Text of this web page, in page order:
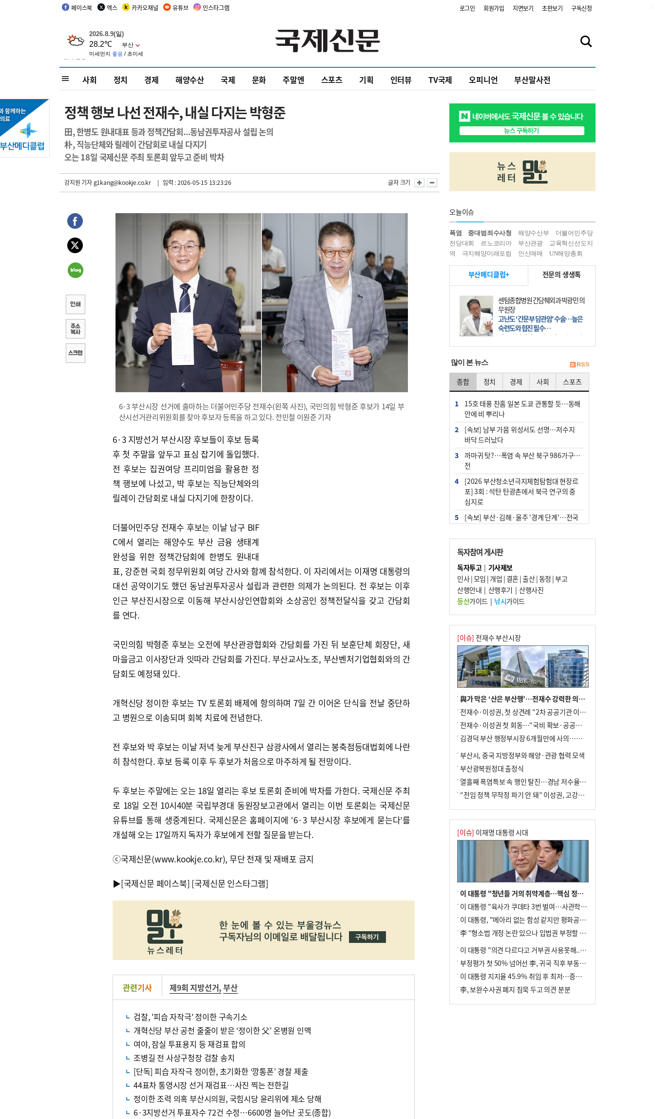
페이스북 엑스 카카오채널 유튜브 인스타그램 로그인 회원가입 지면보기 초판보기 구독신청
사회 정치 경제 해양수산 국제 문화 주말엔 스포츠 기획 인터뷰 TV국제 오피니언 부산말사전
정책 행보 나선 전재수, 내실 다지는 박형준
田, 한병도 원내대표 등과 정책간담회...동남권투자공사 설립 논의
朴, 직능단체와 릴레이 간담회로 내실 다지기
오는 18일 국제신문 주최 토론회 앞두고 준비 박차
강지원 기자g1kang@kookje.co.kr | 입력 : 2026-05-15 13:23:26 글자 크기
6·3 부산시장 선거에 출마하는 더불어민주당 전재수(왼쪽 사진), 국민의힘 박형준 후보가 14일 부
산시선거관리위원회를 찾아 후보자 등록을 하고 있다. 전민철 이원준 기자
6·3 지방선거 부산시장 후보들이 후보 등록
후 첫 주말을 앞두고 표심 잡기에 돌입했다.
전 후보는 집권여당 프리미엄을 활용한 정
책 행보에 나섰고, 박 후보는 직능단체와의
릴레이 간담회로 내실 다지기에 한창이다.
더불어민주당 전재수 후보는 이날 남구 BIF
C에서 열리는 해양수도 부산 금융 생태계
완성을 위한 정책간담회에 한병도 원내대
표, 강준현 국회 정무위원회 여당 간사와 함께 참석한다. 이 자리에서는 이재명 대통령의
대선 공약이기도 했던 동남권투자공사 설립과 관련한 의제가 논의된다. 전 후보는 이후
인근 부산진시장으로 이동해 부산시상인연합회와 소상공인 정책전달식을 갖고 간담회
를 연다.
국민의힘 박형준 후보는 오전에 부산관광협회와 간담회를 가진 뒤 보훈단체 회장단, 새
마을금고 이사장단과 잇따라 간담회를 가진다. 부산교사노조, 부산벤처기업협회와의 간
담회도 예정돼 있다.
개혁신당 정이한 후보는 TV 토론회 배제에 항의하며 7일 간 이어온 단식을 전날 중단하
고 병원으로 이송되며 회복 치료에 전념한다.
전 후보와 박 후보는 이날 저녁 늦게 부산진구 삼광사에서 열리는 봉축점등대법회에 나란
히 참석한다. 후보 등록 이후 두 후보가 처음으로 마주하게 될 전망이다.
두 후보는 주말에는 오는 18일 열리는 후보 토론회 준비에 박차를 가한다. 국제신문 주최
로 18일 오전 10시40분 국립부경대 동원장보고관에서 열리는 이번 토론회는 국제신문
유튜브를 통해 생중계된다. 국제신문은 홈페이지에 ‘6·3 부산시장 후보에게 묻는다’를
개설해 오는 17일까지 독자가 후보에게 전할 질문을 받는다.
ⓒ국제신문(www.kookje.co.kr), 무단 전재 및 재배포 금지
▶[국제신문 페이스북] [국제신문 인스타그램]
관련기사 제9회 지방선거,부산
검찰, '피습 자작극' 정이한 구속기소
개혁신당 부산 공천 줄줄이 받은 ‘정이한 父’ 온병원 인맥
여야, 잠실 투표용지 등 재검표 합의
조병길 전 사상구청장 검찰 송치
[단독] 피습 자작극 정이한, 초기화한 ‘깡통폰’ 경찰 제출
44표차 통영시장 선거 재검표…사진 찍는 전한길
정이한 조력 의혹 부산시의원, 국힘시당 윤리위에 제소 당해
6·3지방선거 투표자수 72건 수정…6600명 늘어난 곳도(종합)
오늘이슈
폭염 중대범죄수사청 해양수산부
더불어민주당
전당대회
르노코리아 부산관광
교육혁신선도지
역
극지해양미래포럼 인신매매 UN해양총회
부산메디클럽+ 전문의 생생톡
센텀종합병원 간담췌외과 박광민 의
무원장
고난도 ‘간문부 담관암’ 수술…높은
숙련도와 협진 필수
간문부 담관암(클라츠킨 종양)은 좌
우 간에서 나오는, 담관(담즙 배출 경
部)’에 생기는 악성 종양이다. 간동맥
문맥 림프절 담
많이 본 뉴스
종합 정치 경제 사회 스포츠
1
15호 태풍 찬홈 일본 도쿄 관통할 듯…동해
안에 비 뿌리나
2
[속보] 남부 가뭄 위성서도 선명…저수지
바닥 드러났다
3
까마귀 탓?…폭염 속 부산 북구 986가구 정
전
4
[2026 부산청소년극지체험탐험대 현장르
포] 3회 : 석탄 탄광촌에서 북극 연구의 중
심지로
5
[속보] 부산·김해·울주 ‘경계 단계’…전국
위는 지속
7
‘혐오표현’ 쓰면 지방공무원 최대 파면까지
중징계
8
이임생, 홍명보 선임 독단적 결정 아냐…면
담 메모 제출
10 경찰가족 관련 사건 45건…그동안 파악조
차 안해
독자참여 게시판
독자투고| 기사제보
인사|모임 | 개업 | 결혼|출산|동정 |부고
산행안내 | 산행후기 | 산행사진
등산가이드| 낚시가이드
[이슈] 전재수 부산시장
與가 막은 ‘산은 부산행’…전재수 강력한 의지 표명 없인 공염불
전재수·이성권, 첫 상견례 “2차 공공기관 이전 초당 협력”(종합)
전재수·이성권 첫 회동…“국비 확보·공공기관 이전 협력”
김경덕 부산 행정부시장 6개월만에 사의…후임 인선 촉각
부산시, 중국 지방정부와 해양·관광 협력 모색
부산광복원정대 출정식
열흘째 폭염특보 속 행인 탈진…경남 저수율 평년의 절반
“전임 정책 무작정 파기 안 돼” 이성권, 고강도 ‘전재수 견제’ 예고
[이슈] 이재명 대통령 시대
이 대통령 "청년들 거의 취약계층…핵심 정책 재편""
이 대통령 "육사가 쿠데타 3번 벌여…사관학교 통합 신속히 추진"
이 대통령, "메아리 없는 함성 같지만 평화공존책 계속해야"
李 “형소법 개정 논란 있으나 입법권 부정할 만큼은 아냐”(종합)
이 대통령 "의견 다르다고 거부권 사용못해.. 입법권 부정할 상황이라 보기 어려워"
부정평가 첫 50% 넘어선 李, 귀국 직후 부동산·증시 점검(종합)
이 대통령 지지율 45.9% 취임 후 최저…증시 폭락·연임 개헌 논란 영향
李, 보완수사권 폐지 침묵 두고 의견 분분